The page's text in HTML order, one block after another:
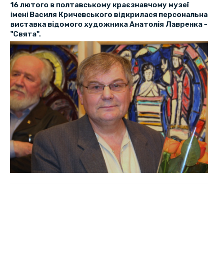
16 лютого в полтавському краєзнавчому музеї
імені Василя Кричевського відкрилася персональна
виставка відомого художника Анатолія Лавренка -
"Свята".